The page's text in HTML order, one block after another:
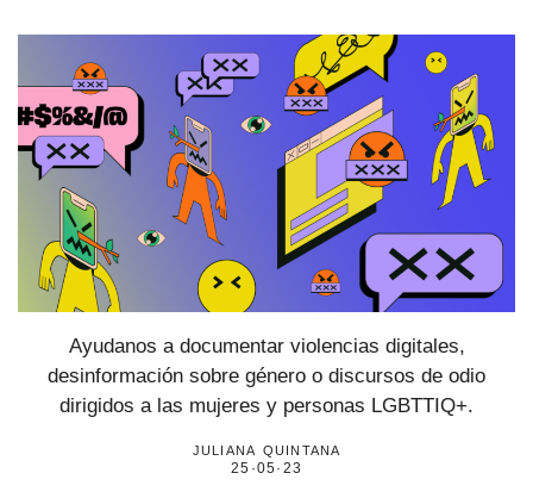
Ayudanos a documentar violencias digitales,
desinformación sobre género o discursos de odio
dirigidos a las mujeres y personas LGBTTIQ+.
juliana quintana
25·05·23